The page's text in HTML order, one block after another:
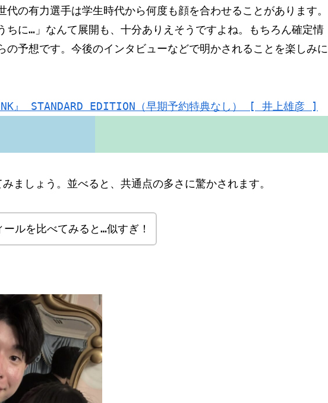
の有力選手は学生時代から何度も顔を合わせることがあります。
ちに…」なんて展開も、十分ありえそうですよね。もちろん確定情
の予想です。今後のインタビューなどで明かされることを楽しみに
』 STANDARD EDITION（早期予約特典なし） [ 井上雄彦 ]
ましょう。並べると、共通点の多さに驚かされます。
ルを比べてみると…似すぎ！